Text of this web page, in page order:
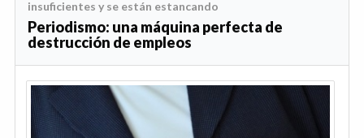
insuficientes y se están estancando
Periodismo: una máquina perfecta de
destrucción de empleos